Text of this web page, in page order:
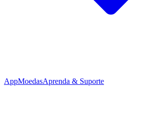
AppMoedasAprenda & Suporte